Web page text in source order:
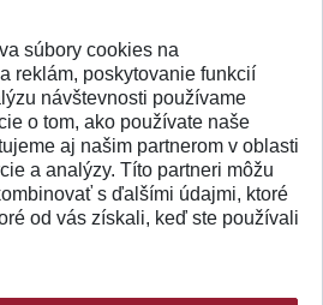
SPÄŤ NA VRCH
súbory cookies na
reklám, poskytovanie funkcií
návštevnosti používame
o tom, ako používate naše
aj našim partnerom v oblasti
a analýzy. Títo partneri môžu
s ďalšími údajmi, ktoré
od vás získali, keď ste používali